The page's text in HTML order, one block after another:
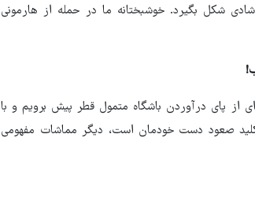
شکل بگیرد. خوشبختانه ما در حمله از هارمونی
پای درآوردن باشگاه متمول قطر پیش برویم و با
کلید صعود دست خودمان است، دیگر مماشات مفهومی